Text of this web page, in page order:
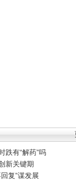
跌有“解药”吗
新关键期
复”谋发展